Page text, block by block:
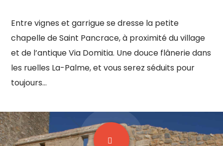
Entre vignes et garrigue se dresse la petite
chapelle de Saint Pancrace, à proximité du village
et de l’antique Via Domitia. Une douce flânerie dans
les ruelles La-Palme, et vous serez séduits pour
toujours…